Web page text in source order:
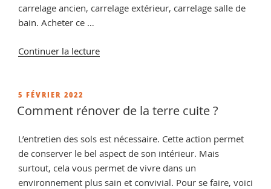
carrelage ancien, carrelage extérieur, carrelage salle de
bain. Acheter ce …
Continuer la lecturede
carrelage
terre
cuite
? »
PUBLIÉ
LE
5 FÉVRIER 2022
Comment rénover de la terre cuite ?
L’entretien des sols est nécessaire. Cette action permet
de conserver le bel aspect de son intérieur. Mais
surtout, cela vous permet de vivre dans un
environnement plus sain et convivial. Pour se faire, voici